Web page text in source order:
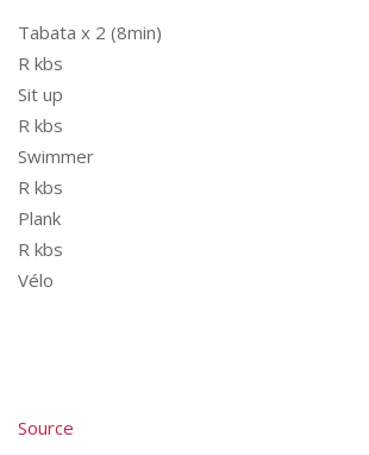
Tabata x 2 (8min)
R kbs
Sit up
R kbs
Swimmer
R kbs
Plank
R kbs
Vélo
Source